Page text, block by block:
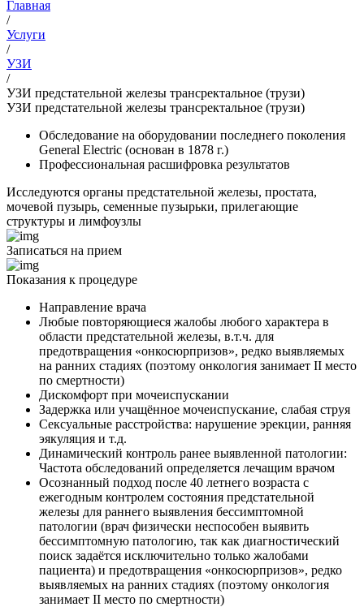
Главная
/
Услуги
/
УЗИ
/
УЗИ предстательной железы трансректальное (трузи)
УЗИ предстательной железы трансректальное (трузи)
Обследование на оборудовании последнего поколения
General Electric (основан в 1878 г.)
Профессиональная расшифровка результатов
Исследуются органы предстательной железы, простата,
мочевой пузырь, семенные пузырьки, прилегающие
структуры и лимфоузлы
Записаться на прием
Показания к процедуре
Направление врача
Любые повторяющиеся жалобы любого характера в
области предстательной железы, в.т.ч. для
предотвращения «онкосюрпризов», редко выявляемых
на ранних стадиях (поэтому онкология занимает II место
по смертности)
Дискомфорт при мочеиспускании
Задержка или учащённое мочеиспускание, слабая струя
Сексуальные расстройства: нарушение эрекции, ранняя
эякуляция и т.д.
Динамический контроль ранее выявленной патологии:
Частота обследований определяется лечащим врачом
Осознанный подход после 40 летнего возраста с
ежегодным контролем состояния предстательной
железы для раннего выявления бессимптомной
патологии (врач физически неспособен выявить
бессимптомную патологию, так как диагностический
поиск задаётся исключительно только жалобами
пациента) и предотвращения «онкосюрпризов», редко
выявляемых на ранних стадиях (поэтому онкология
занимает II место по смертности)